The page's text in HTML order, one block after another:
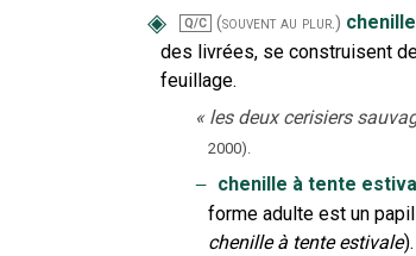
◈ Q/C (souvent au plur.)
des livrées, se construisent
feuillage.
« les deux cerisiers
2000).
‒ chenille à tente
forme adulte est un
chenille à tente estivale).